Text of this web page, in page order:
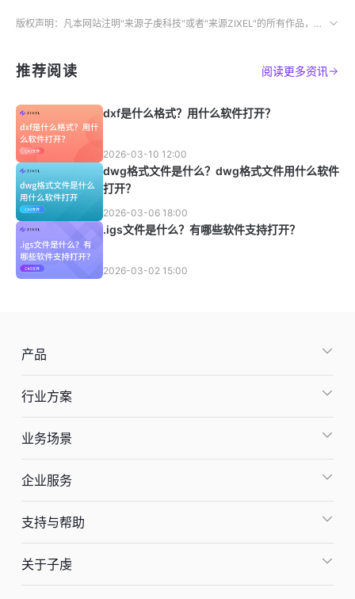
版权声明：凡本网站注明"来源子虔科技"或者"来源ZIXEL"的所有作品，均为本网站合法拥有版权的作品，未经本网站授权，任何媒体、网站、个人不得转载、链接、转帖或以其他方式使用。
推荐阅读 阅读更多资讯
dxf是什么格式？用什么软件打开？
2026-03-10 12:00
dwg格式文件是什么？dwg格式文件用什么软件
打开？
2026-03-06 18:00
.igs文件是什么？有哪些软件支持打开？
2026-03-02 15:00
产品
行业方案
业务场景
企业服务
支持与帮助
关于子虔